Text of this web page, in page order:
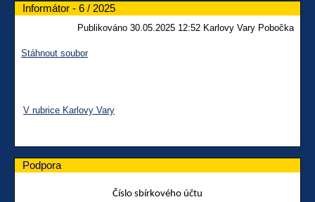
Informátor - 6 / 2025
Publikováno 30.05.2025 12:52 Karlovy Vary Pobočka
Stáhnout soubor
V rubrice Karlovy Vary
Podpora
Číslo sbírkového účtu